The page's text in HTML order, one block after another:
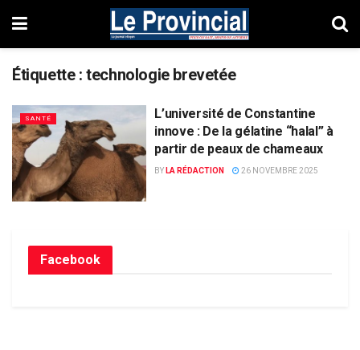
Étiquette :technologie brevetée
SANTÉ
L’université de Constantine
innove : De la gélatine “halal” à
partir de peaux de chameaux
BY LA RÉDACTION 26 NOVEMBRE 2025
Facebook